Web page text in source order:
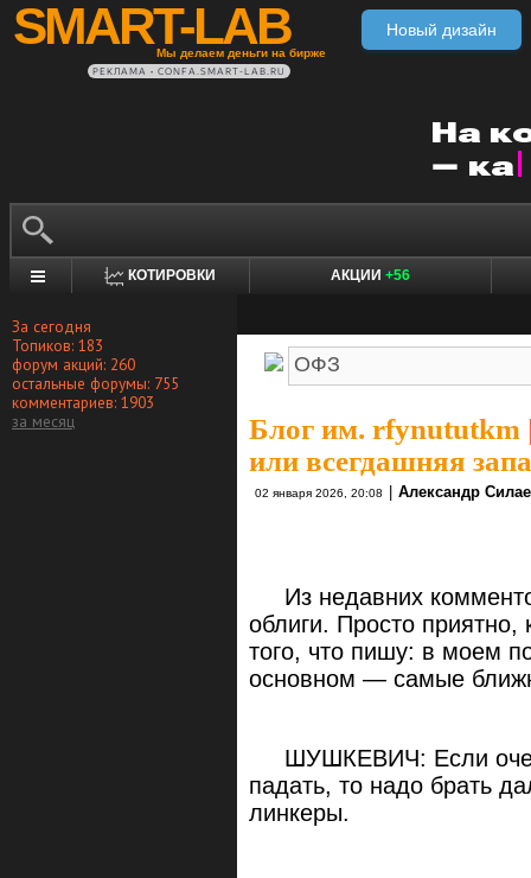
SMART-LAB
Мы делаем деньги на бирже
Новый дизайн
РЕКЛАМА • CONFA.SMART-LAB.RU
КОТИРОВКИ АКЦИИ +56
За сегодня
Топиков: 183
форум акций: 260
остальные форумы: 755
комментариев: 1903
за месяц
Блог им. rfynututkm
или всегдашняя
02 января 2026, 20:08 Александр
Из недавних
облиги. Просто
того, что пишу: в моем
основном — самые
ШУШКЕВИЧ: Если
падать, то надо брать
линкеры.